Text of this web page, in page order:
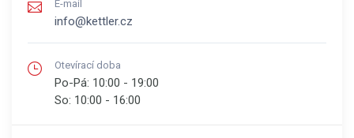
E-mail
info@kettler.cz
Otevírací doba
Po-Pá: 10:00 - 19:00
So: 10:00 - 16:00